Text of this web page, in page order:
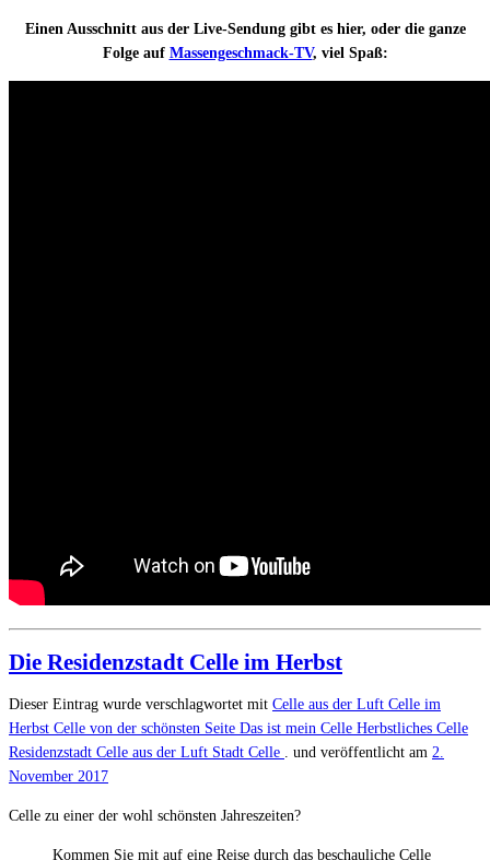
Einen Ausschnitt aus der Live-Sendung gibt es hier, oder die ganze
Folge auf Massengeschmack-TV, viel Spaß:
Die Residenzstadt Celle im Herbst
Dieser Eintrag wurde verschlagwortet mit Celle aus der Luft Celle im
Herbst Celle von der schönsten Seite Das ist mein Celle Herbstliches Celle
Residenzstadt Celle aus der Luft Stadt Celle . und veröffentlicht am 2.
November 2017
Celle zu einer der wohl schönsten Jahreszeiten?
Kommen Sie mit auf eine Reise durch das beschauliche Celle